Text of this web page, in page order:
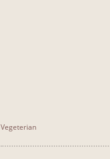
Vegeterian